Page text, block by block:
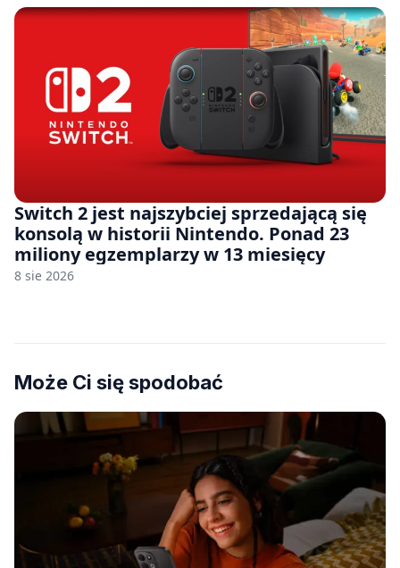
Switch 2 jest najszybciej sprzedającą się
konsolą w historii Nintendo. Ponad 23
miliony egzemplarzy w 13 miesięcy
8 sie 2026
Może Ci się spodobać